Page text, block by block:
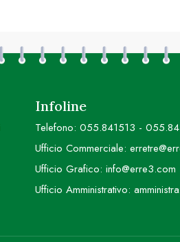
Infoline
Telefono: 055.841513 -
Ufficio Commerciale:
Ufficio Grafico: info@erre3.com
Ufficio Amministrativo: